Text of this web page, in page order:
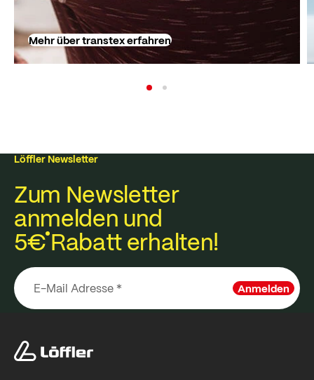
Mehr über transtex erfahren
Löffler Newsletter
Zum Newsletter
anmelden und
5€Rabatt erhalten!
Anmelden